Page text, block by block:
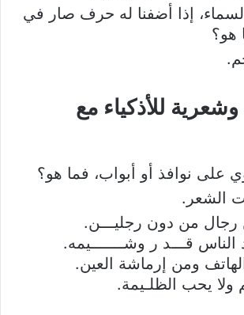
إذا أضفنا له حرف صار في
هو؟
وشعرية للأذكياء مع
على نوافذ أو أبواب، فما هو؟
الشعر.
من دون رجليـــن.
الناس قـــد ر وشـــــــيمه.
ومن إرماشة العين.
ولا يحب الظلـيمة.